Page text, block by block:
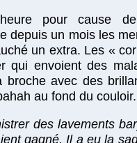
pour cause
depuis un mois les
un extra. Les «
qui envoient des
avec des
au fond du couloir.
des lavements
gagné. Il a eu la